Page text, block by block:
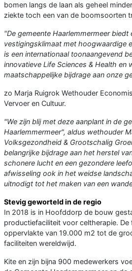
bomen langs de laan als geheel
ziekte toch een van de boomsoorten
"De gemeente Haarlemmermeer biedt
vestigingsklimaat met hoogwaardige
is een internationaal toonaangevend
innovatieve Life Sciences & Health en
maatschappelijke bijdrage aan onze
zo Marja Ruigrok Wethouder
Vervoer en Cultuur.
"We zijn blij met deze aanplant in de
Haarlemmermeer", aldus wethouder
Volksgezondheid & Grootschalig
belangrijke bijdrage aan het herstel
schonere lucht en een gezondere
afwisseling ook in het weidse
uitnodigt tot het maken van een
Stevig geworteld in de regio
In 2018 is in Hoofddorp de bouw
productiefaciliteit voor celtherapie.
oppervlakte van 19.000 m2 tot de
faciliteiten wereldwijd.
Kite en zijn bijna 900 medewerkers